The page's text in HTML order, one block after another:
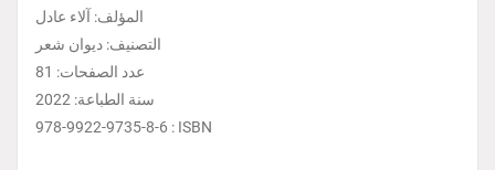
المؤلف: آلاء عادل
التصنيف: ديوان شعر
عدد الصفحات: 81
سنة الطباعة: 2022
978-9922-9735-8-6 : ISBN